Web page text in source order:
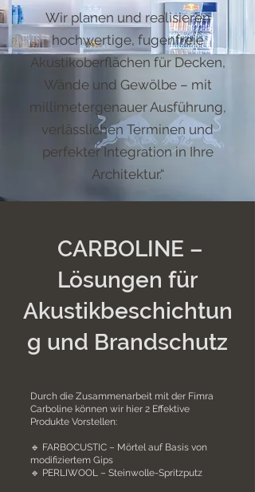
Wir planen und realisieren
hochwertige, fugenfreie
Akustikoberflächen für Decken,
Wände und Gewölbe – mit
millimetergenauer Ausführung,
verlässlichen Terminen und
perfekter Integration in Ihre
Architektur.“
CARBOLINE –
Lösungen für
Akustikbeschichtun
g und Brandschutz
Durch die Zusammenarbeit mit der Fimra
Carboline können wir hier 2 Effektive
Produkte Vorstellen:
🔹 FARBOCUSTIC – Mörtel auf Basis von
modifiziertem Gips
🔹 PERLIWOOL – Steinwolle-Spritzputz